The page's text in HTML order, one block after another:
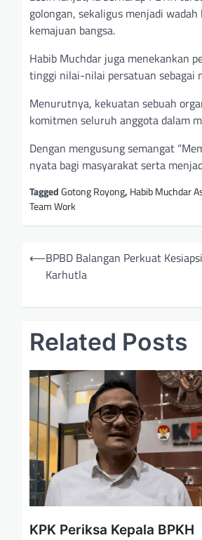
golongan, sekaligus menjadi
kemajuan bangsa.
Habib Muchdar juga menekankan
tinggi nilai-nilai persatuan sebagai
Menurutnya, kekuatan sebuah
komitmen seluruh anggota dalam
Dengan mengusung semangat
nyata bagi masyarakat serta
TaggedGotong Royong, Habib Muchdar
Team Work
N⟵BPBD Balangan Perkuat
Karhutla
Related Posts
KPK Periksa Kepala BPKH